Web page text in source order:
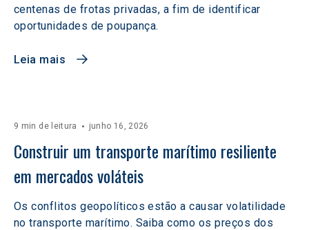
centenas de frotas privadas, a fim de identificar
oportunidades de poupança.
Leia mais
9 min de leitura junho 16, 2026
Construir um transporte marítimo resiliente
em mercados voláteis
Os conflitos geopolíticos estão a causar volatilidade
no transporte marítimo. Saiba como os preços dos